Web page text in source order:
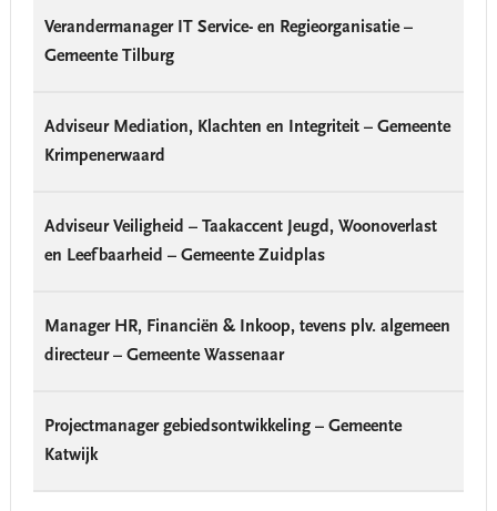
Verandermanager IT Service- en Regieorganisatie –
Gemeente Tilburg
Adviseur Mediation, Klachten en Integriteit – Gemeente
Krimpenerwaard
Adviseur Veiligheid – Taakaccent Jeugd, Woonoverlast
en Leefbaarheid – Gemeente Zuidplas
Manager HR, Financiën & Inkoop, tevens plv. algemeen
directeur – Gemeente Wassenaar
Projectmanager gebiedsontwikkeling – Gemeente
Katwijk